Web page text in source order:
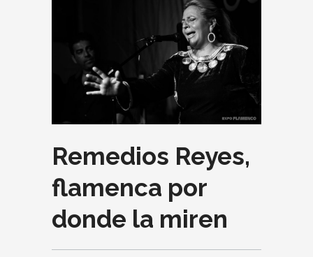
Remedios Reyes,
flamenca por
donde la miren